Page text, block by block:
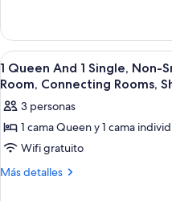
Smoking,
Comfort
Room,
Larger
Room,
Streaming
Television,
and
Queen
Bed,
Non-
Smoking,
Comfort
Room,
Larger
Streaming
Television,
Coffee
Abrir
todas
las
fotos
de
1
Queen
22
1 Queen And 1 Single, Non-
Room, Connecting Rooms,
3 personas
1 cama Queen y 1 cama
Wifi gratuito
Más detalles
Más